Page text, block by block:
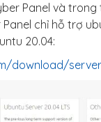
Panel và trong
chỉ hỗ trợ
20.04:
download/